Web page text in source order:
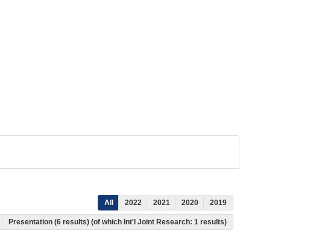
All 2022 2021 2020 2019
Presentation (6 results) (of which Int'l Joint Research: 1 results)